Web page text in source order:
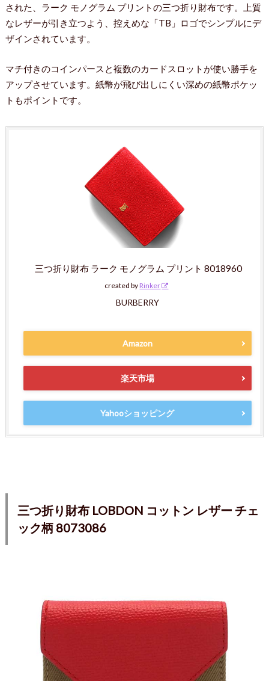
された、ラーク モノグラム プリントの三つ折り財布です。上質
なレザーが引き立つよう、控えめな「TB」ロゴでシンプルにデ
ザインされています。
マチ付きのコインパースと複数のカードスロットが使い勝手を
アップさせています。紙幣が飛び出しにくい深めの紙幣ポケッ
トもポイントです。
三つ折り財布 ラーク モノグラム プリント 8018960
created by Rinker
BURBERRY
Amazon
楽天市場
Yahooショッピング
三つ折り財布 LOBDON コットン レザー チェ
ック柄 8073086